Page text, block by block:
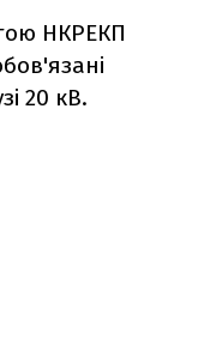
НКРЕКП
20 кВ.